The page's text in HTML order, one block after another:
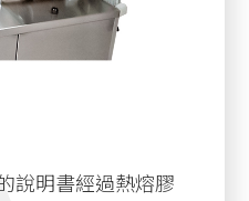
說明書經過熱熔膠